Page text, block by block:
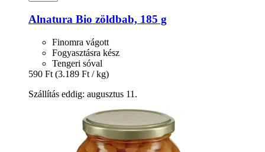
Alnatura Bio zöldbab, 185 g
Finomra vágott
Fogyasztásra kész
Tengeri sóval
590 Ft (3.189 Ft / kg)
Szállítás eddig: augusztus 11.